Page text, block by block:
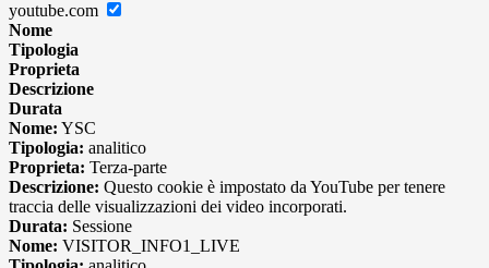
youtube.com
Nome
Tipologia
Proprieta
Descrizione
Durata
Nome: YSC
Tipologia: analitico
Proprieta: Terza-parte
Descrizione: Questo cookie è impostato da YouTube per tenere
traccia delle visualizzazioni dei video incorporati.
Durata: Sessione
Nome: VISITOR_INFO1_LIVE